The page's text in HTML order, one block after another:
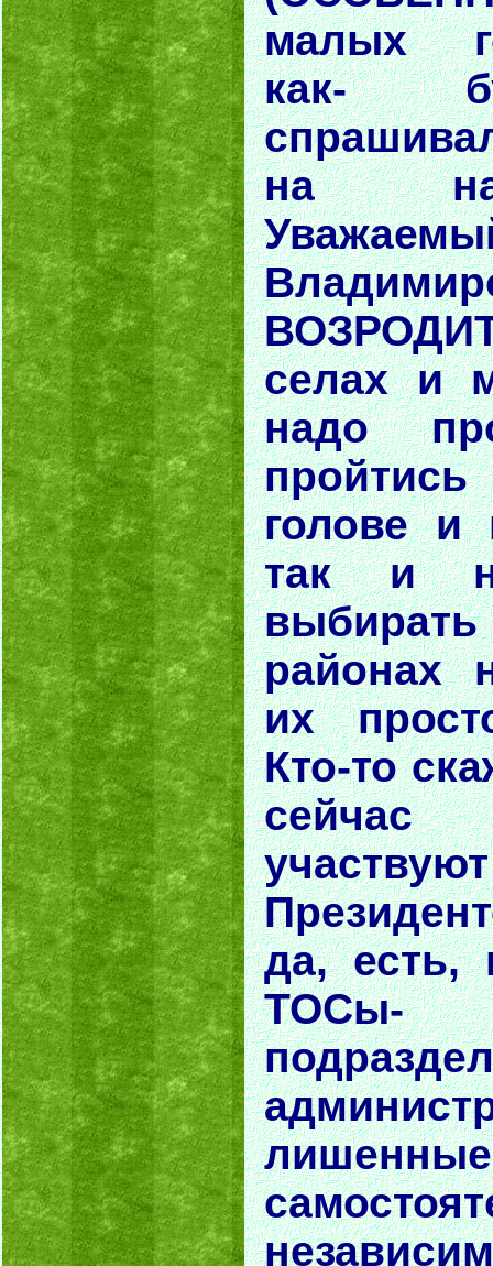
малых
как-
на
селах и
надо
голове
так и
районах
их
Кто-то
да, есть,
лишенные